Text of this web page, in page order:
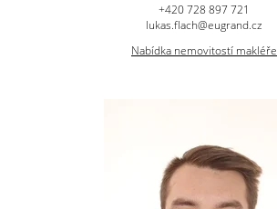
+420 728 897 721
lukas.flach@eugrand.cz
Nabídka nemovitostí makléře